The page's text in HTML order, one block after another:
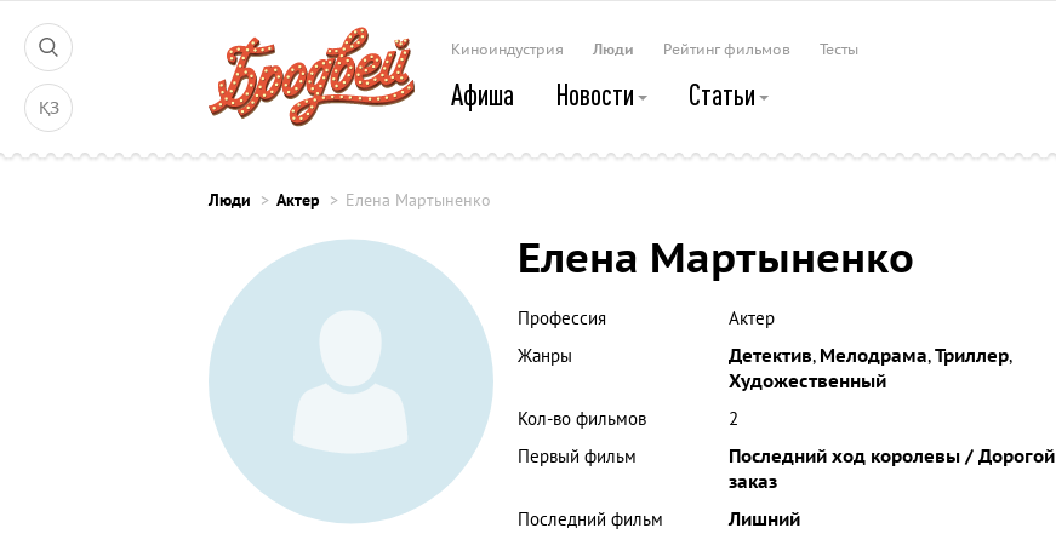
ҚЗ
Киноиндустрия Люди Рейтинг фильмов Тесты
Афиша Новости Статьи
Люди Актер Елена Мартыненко
Елена Мартыненко
Профессия
Актер
Жанры
Детектив, Мелодрама,Триллер,
Художественный
Кол-во фильмов
2
Первый фильм
Последний ход королевы / Дорогой
заказ
Последний фильм
Лишний